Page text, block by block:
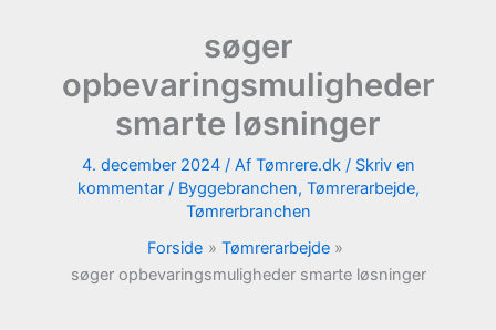
søger
opbevaringsmuligheder
smarte løsninger
4. december 2024 / Af Tømrere.dk / Skriv en
kommentar / Byggebranchen, Tømrerarbejde,
Tømrerbranchen
Forside
Tømrerarbejde
søger opbevaringsmuligheder smarte løsninger